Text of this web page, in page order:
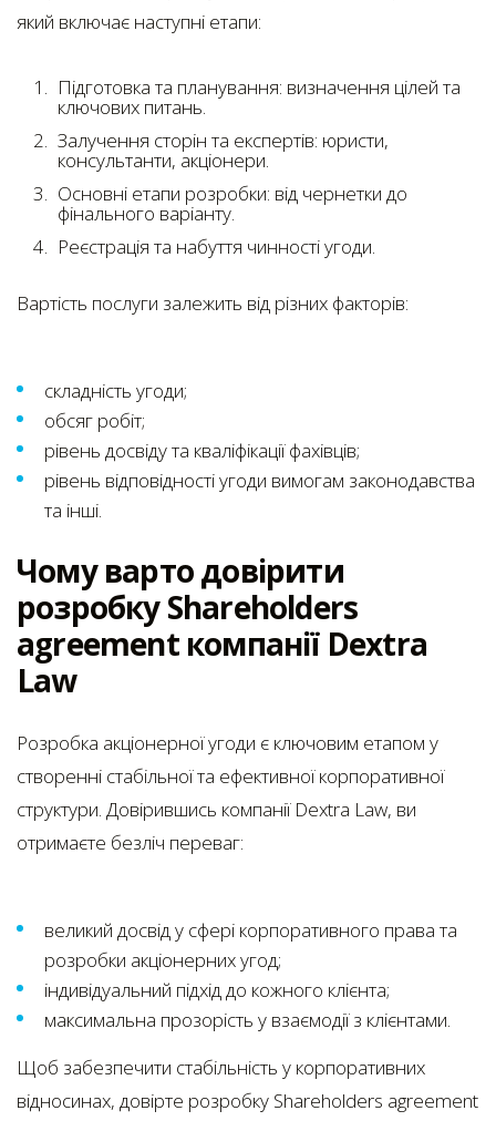
який включає наступні етапи:
Підготовка та планування: визначення цілей та
ключових питань.
Залучення сторін та експертів: юристи,
консультанти, акціонери.
Основні етапи розробки: від чернетки до
фінального варіанту.
Реєстрація та набуття чинності угоди.
Вартість послуги залежить від різних факторів:
складність угоди;
обсяг робіт;
рівень досвіду та кваліфікації фахівців;
рівень відповідності угоди вимогам законодавства
та інші.
Чому варто довірити
розробку Shareholders
agreement компанії Dextra
Law
Розробка акціонерної угоди є ключовим етапом у
створенні стабільної та ефективної корпоративної
структури. Довірившись компанії Dextra Law, ви
отримаєте безліч переваг:
великий досвід у сфері корпоративного права та
розробки акціонерних угод;
індивідуальний підхід до кожного клієнта;
максимальна прозорість у взаємодії з клієнтами.
Щоб забезпечити стабільність у корпоративних
відносинах, довірте розробку Shareholders agreement